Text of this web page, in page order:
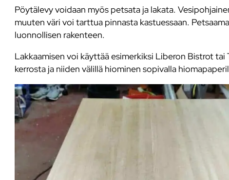
Pöytälevy voidaan myös petsata ja lakata.
muuten väri voi tarttua pinnasta kastuessaan.
luonnollisen rakenteen.
Lakkaamisen voi käyttää esimerkiksi Liberon Bistrot
kerrosta ja niiden välillä hiominen sopivalla